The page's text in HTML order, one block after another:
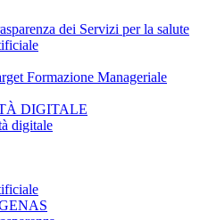
dei Servizi per la salute
Formazione Manageriale
DIGITALE
digitale